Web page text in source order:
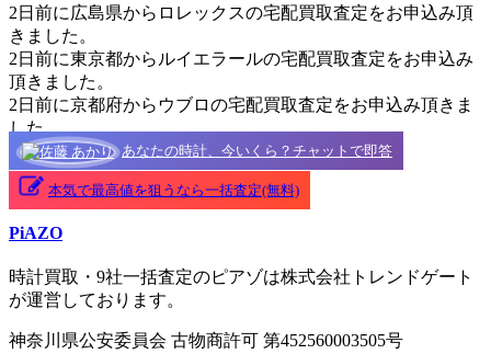
2日前に広島県からロレックスの宅配買取査定をお申込み頂
きました。
2日前に東京都からルイエラールの宅配買取査定をお申込み
頂きました。
2日前に京都府からウブロの宅配買取査定をお申込み頂きま
した。
あなたの時計、今いくら？チャットで即答
本気で最高値を狙うなら一括査定(無料)
PiAZO
時計買取・9社一括査定のピアゾは株式会社トレンドゲート
が運営しております。
神奈川県公安委員会 古物商許可 第452560003505号